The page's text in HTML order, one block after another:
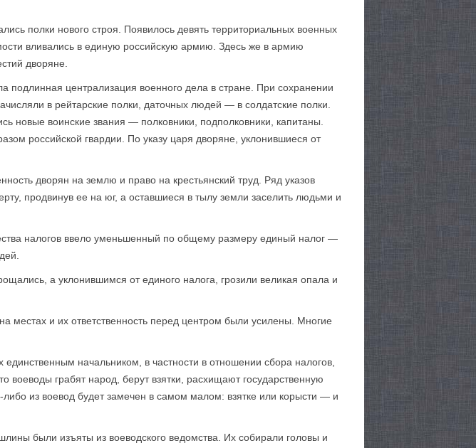
полки нового строя. Появилось девять территориальных военных
вливались в единую российскую армию. Здесь же в армию
дворяне.
централизация военного дела в стране. При сохранении
в рейтарские полки, даточных людей — в солдатские полки.
новые воинские звания — полковники, подполковники, капитаны.
российской гвардии. По указу царя дворяне, уклонившиеся от
дворян на землю и право на крестьянский труд. Ряд указов
продвинув ее на юг, а оставшиеся в тылу земли заселить людьми и
налогов ввело уменьшенный по общему размеру единый налог —
а уклонившимся от единого налога, грозили великая опала и
местах и их ответственность перед центром были усилены. Многие
начальником, в частности в отношении сбора налогов,
воеводы грабят народ, берут взятки, расхищают государственную
либо из воевод будет замечен в самом малом: взятке или корысти — и
были изъяты из воеводского ведомства. Их собирали головы и